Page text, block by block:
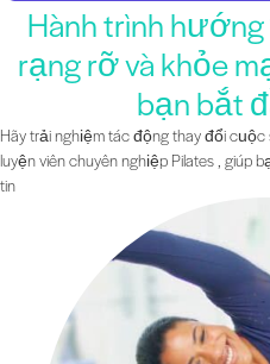
Hành trình
rạng rỡ và khỏe
bạn bắt
Hãy trải nghiệm tác động thay đổi
luyện viên chuyên nghiệp Pilates , giúp
tin